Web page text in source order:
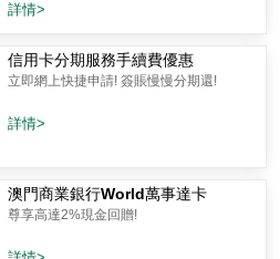
詳情>
信用卡分期服務手續費優惠
立即網上快捷申請! 簽賬慢慢分期還!
詳情>
澳門商業銀行World萬事達卡
尊享高達2%現金回贈!